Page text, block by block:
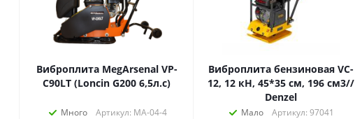
Виброплита MegArsenal VP-
C90LT (Loncin G200 6,5л.с)
Много
Артикул: МА-04-4
Виброплита бензиновая VC-
12, 12 кН, 45*35 см, 196 см3//
Denzel
Мало
Артикул: 97041